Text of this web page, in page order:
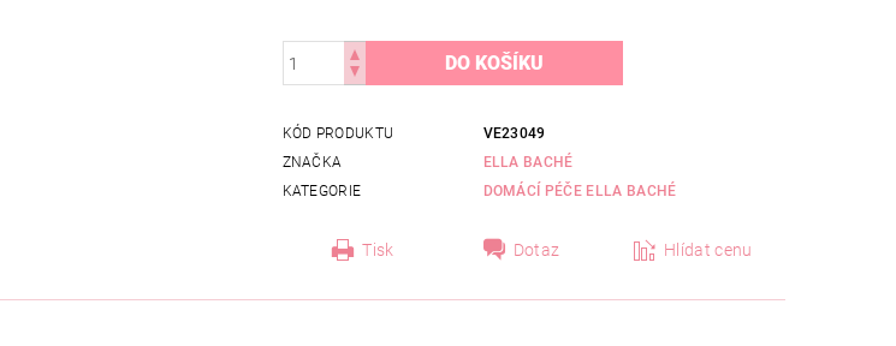
KÓD PRODUKTU
VE23049
ZNAČKA
ELLA BACHÉ
KATEGORIE
DOMÁCÍ PÉČE ELLA BACHÉ
Tisk Dotaz Hlídat cenu